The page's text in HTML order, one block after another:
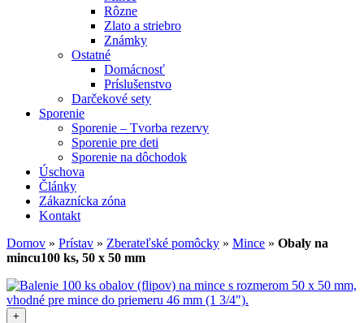
Rôzne
Zlato a striebro
Známky
Ostatné
Domácnosť
Príslušenstvo
Darčekové sety
Sporenie
Sporenie – Tvorba rezervy
Sporenie pre deti
Sporenie na dôchodok
Úschova
Články
Zákaznícka zóna
Kontakt
Domov » Prístav » Zberateľské pomôcky » Mince » Obaly na
mincu100 ks, 50 x 50 mm
+